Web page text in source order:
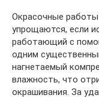
Окрасочные работы
упрощаются, если
работающий с
одним
нагнетаемый
влажность, что
окрашивания. За